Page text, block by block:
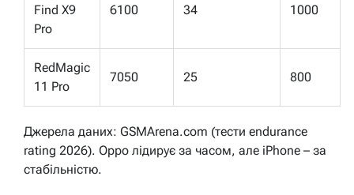
Find X9
Pro
6100 34 1000
RedMagic
11 Pro
7050 25 800
Джерела даних: GSMArena.com (тести endurance
rating 2026). Oppo лідирує за часом, але iPhone – за
стабільністю.